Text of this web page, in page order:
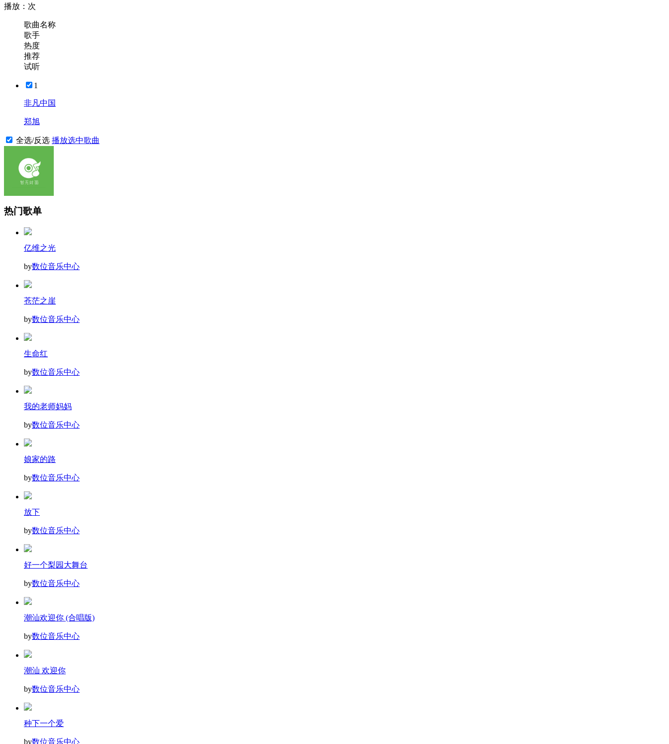
播放： 次
歌曲名称
歌手
热度
推荐
试听
1
非凡中国
郑旭
全选/反选 播放选中歌曲
热门歌单
亿维之光
by数位音乐中心
苍茫之崖
by数位音乐中心
生命红
by数位音乐中心
我的老师妈妈
by数位音乐中心
娘家的路
by数位音乐中心
放下
by数位音乐中心
好一个梨园大舞台
by数位音乐中心
潮汕欢迎你 (合唱版)
by数位音乐中心
潮汕 欢迎你
by数位音乐中心
种下一个爱
by数位音乐中心